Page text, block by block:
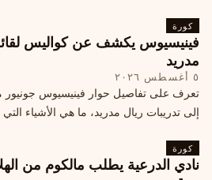
كورة
فينيسيوس يكشف عن كواليس
مدريد
٥ أغسطس ٢٠٢٦
تعرف على تفاصيل حوار فينيسيوس جونيور
إلى تدريبات ريال مدريد، ما هي الأشياء
كورة
نادي الدرعية يطلب مالكوم من